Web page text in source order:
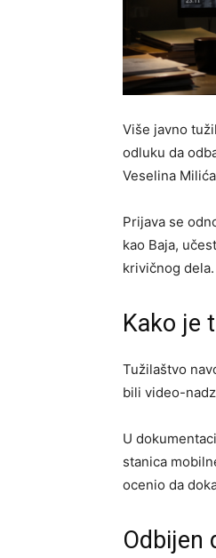
Više javno
odluku da
Veselina
Prijava se
kao Baja,
krivičnog dela.
Kako je
Tužilaštvo
bili video-
U
stanica
ocenio da
Odbijen